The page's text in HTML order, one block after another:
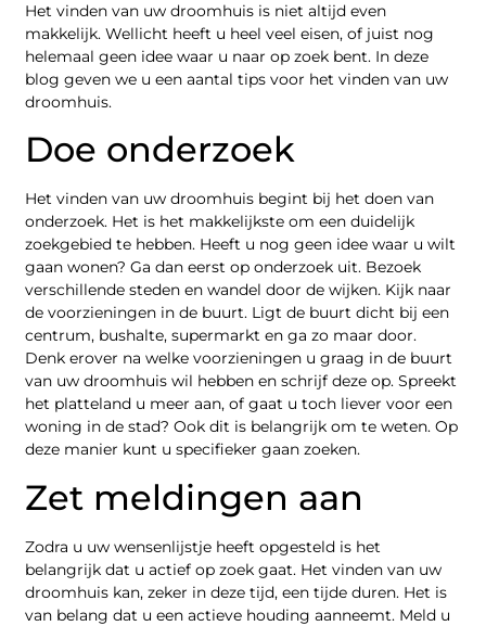
Het vinden van uw droomhuis is niet altijd even
makkelijk. Wellicht heeft u heel veel eisen, of juist nog
helemaal geen idee waar u naar op zoek bent. In deze
blog geven we u een aantal tips voor het vinden van uw
droomhuis.
Doe onderzoek
Het vinden van uw droomhuis begint bij het doen van
onderzoek. Het is het makkelijkste om een duidelijk
zoekgebied te hebben. Heeft u nog geen idee waar u wilt
gaan wonen? Ga dan eerst op onderzoek uit. Bezoek
verschillende steden en wandel door de wijken. Kijk naar
de voorzieningen in de buurt. Ligt de buurt dicht bij een
centrum, bushalte, supermarkt en ga zo maar door.
Denk erover na welke voorzieningen u graag in de buurt
van uw droomhuis wil hebben en schrijf deze op. Spreekt
het platteland u meer aan, of gaat u toch liever voor een
woning in de stad? Ook dit is belangrijk om te weten. Op
deze manier kunt u specifieker gaan zoeken.
Zet meldingen aan
Zodra u uw wensenlijstje heeft opgesteld is het
belangrijk dat u actief op zoek gaat. Het vinden van uw
droomhuis kan, zeker in deze tijd, een tijde duren. Het is
van belang dat u een actieve houding aanneemt. Meld u